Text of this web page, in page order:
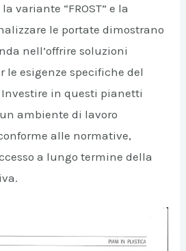
variante “FROST” e la
le portate dimostrano
nell’offrire soluzioni
le esigenze specifiche del
in questi pianetti
ambiente di lavoro
alle normative,
a lungo termine della